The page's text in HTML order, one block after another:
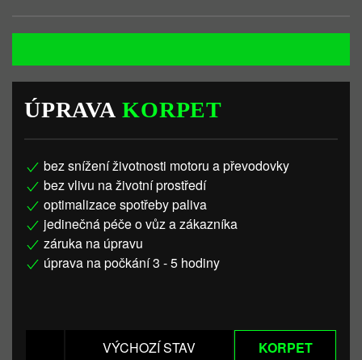
ÚPRAVAKORPET
bez snížení životnosti motoru a převodovky
bez vlivu na životní prostředí
optimalizace spotřeby paliva
jedinečná péče o vůz a zákazníka
záruka na úpravu
úprava na počkání 3 - 5 hodiny
VÝCHOZÍ STAV KORPET